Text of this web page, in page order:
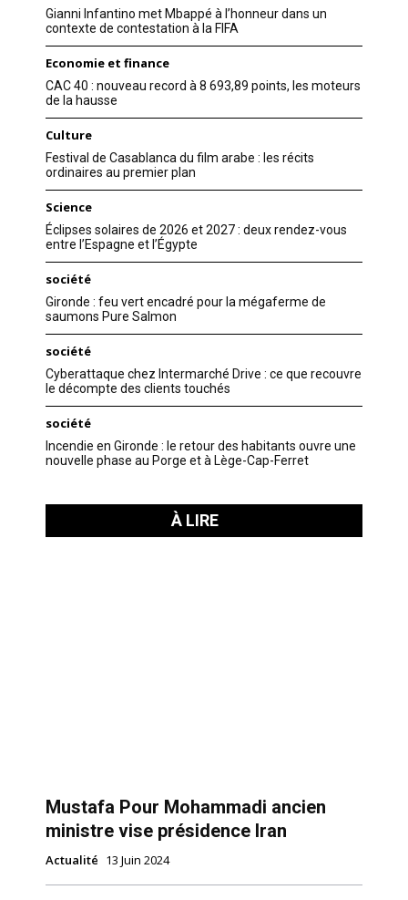
Gianni Infantino met Mbappé à l’honneur dans un
contexte de contestation à la FIFA
Economie et finance
CAC 40 : nouveau record à 8 693,89 points, les moteurs
de la hausse
Culture
Festival de Casablanca du film arabe : les récits
ordinaires au premier plan
Science
Éclipses solaires de 2026 et 2027 : deux rendez-vous
entre l’Espagne et l’Égypte
société
Gironde : feu vert encadré pour la mégaferme de
saumons Pure Salmon
société
Cyberattaque chez Intermarché Drive : ce que recouvre
le décompte des clients touchés
société
Incendie en Gironde : le retour des habitants ouvre une
nouvelle phase au Porge et à Lège-Cap-Ferret
À LIRE
Mustafa Pour Mohammadi ancien
ministre vise présidence Iran
Actualité 13 Juin 2024